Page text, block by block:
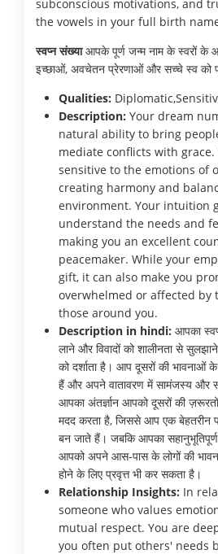
subconscious motivations, and
the vowels in your full birth
स्वप्न संख्याआपके पूर्ण जन्म नाम के स्वरों के
इच्छाओं, अवचेतन प्रेरणाओं और सच्चे स्व को
Qualities:
Description: Your dream
natural ability to bring
mediate conflicts with
sensitive to the emotions of
creating harmony and
environment. Your intuition
understand the needs and
making you an excellent
peacemaker. While your
gift, it can also make you
overwhelmed or affected by
those around you.
Description in hindi: आपका
लाने और विवादों को शालीनता से
को दर्शाता है। आप दूसरों की भावनाओं
हैं और अपने वातावरण में सामंजस्य और
आपका अंतर्ज्ञान आपको दूसरों की
मदद करता है, जिससे आप एक बेहतरीन
बन जाते हैं। जबकि आपका
आपको अपने आस-पास के लोगों की
होने के लिए प्रवृत्त भी कर सकता है।
Relationship Insights: In
someone who values
mutual respect. You are
you often put others' needs